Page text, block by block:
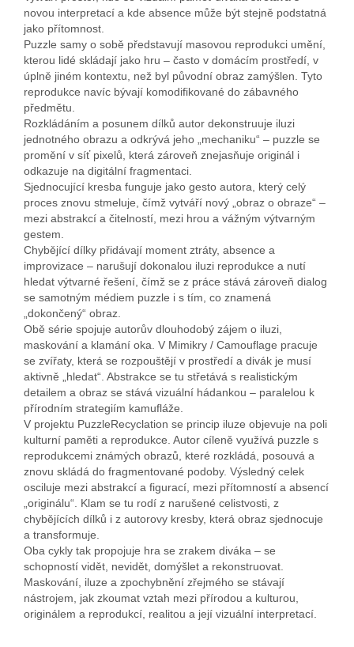
novou interpretací a kde absence může být stejně podstatná
jako přítomnost.
Puzzle samy o sobě představují masovou reprodukci umění,
kterou lidé skládají jako hru – často v domácím prostředí, v
úplně jiném kontextu, než byl původní obraz zamýšlen. Tyto
reprodukce navíc bývají komodifikované do zábavného
předmětu.
Rozkládáním a posunem dílků autor dekonstruuje iluzi
jednotného obrazu a odkrývá jeho „mechaniku“ – puzzle se
promění v síť pixelů, která zároveň znejasňuje originál i
odkazuje na digitální fragmentaci.
Sjednocující kresba funguje jako gesto autora, který celý
proces znovu stmeluje, čímž vytváří nový „obraz o obraze“ –
mezi abstrakcí a čitelností, mezi hrou a vážným výtvarným
gestem.
Chybějící dílky přidávají moment ztráty, absence a
improvizace – narušují dokonalou iluzi reprodukce a nutí
hledat výtvarné řešení, čímž se z práce stává zároveň dialog
se samotným médiem puzzle i s tím, co znamená
„dokončený“ obraz.
Obě série spojuje autorův dlouhodobý zájem o iluzi,
maskování a klamání oka. V Mimikry / Camouflage pracuje
se zvířaty, která se rozpouštějí v prostředí a divák je musí
aktivně „hledat“. Abstrakce se tu střetává s realistickým
detailem a obraz se stává vizuální hádankou – paralelou k
přírodním strategiím kamufláže.
V projektu PuzzleRecyclation se princip iluze objevuje na poli
kulturní paměti a reprodukce. Autor cíleně využívá puzzle s
reprodukcemi známých obrazů, které rozkládá, posouvá a
znovu skládá do fragmentované podoby. Výsledný celek
osciluje mezi abstrakcí a figurací, mezi přítomností a absencí
„originálu“. Klam se tu rodí z narušené celistvosti, z
chybějících dílků i z autorovy kresby, která obraz sjednocuje
a transformuje.
Oba cykly tak propojuje hra se zrakem diváka – se
schopností vidět, nevidět, domýšlet a rekonstruovat.
Maskování, iluze a zpochybnění zřejmého se stávají
nástrojem, jak zkoumat vztah mezi přírodou a kulturou,
originálem a reprodukcí, realitou a její vizuální interpretací.